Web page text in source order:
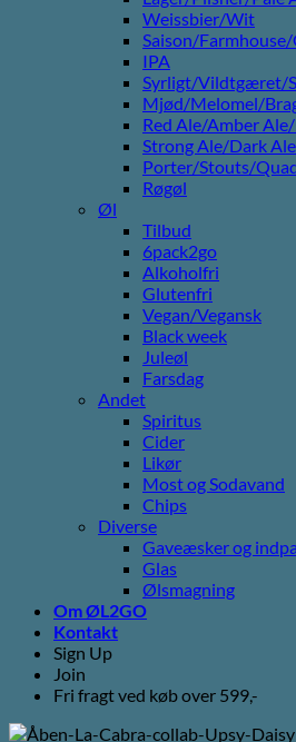
Weissbier/Wit
Saison/
IPA
Syrligt/Vildtgæret/
Mjød/Melomel/
Red Ale/Amber
Strong Ale/Dark
Porter/Stouts/
Røgøl
Øl
Tilbud
6pack2go
Alkoholfri
Glutenfri
Vegan/Vegansk
Black week
Juleøl
Farsdag
Andet
Spiritus
Cider
Likør
Most og Sodavand
Chips
Diverse
Gaveæsker og
Glas
Ølsmagning
Om ØL2GO
Kontakt
Sign Up
Join
Fri fragt ved køb over 599,-